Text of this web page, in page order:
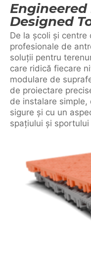
Engineered
Designed
De la școli și
profesionale de
soluții pentru
care ridică fiecare
modulare de
de proiectare
de instalare simple,
sigure și cu un
spațiului și